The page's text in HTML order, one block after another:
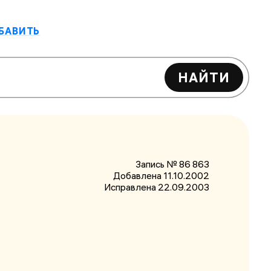
НАЙТИ
Запись № 86 863
Добавлена 11.10.2002
Исправлена22.09.2003